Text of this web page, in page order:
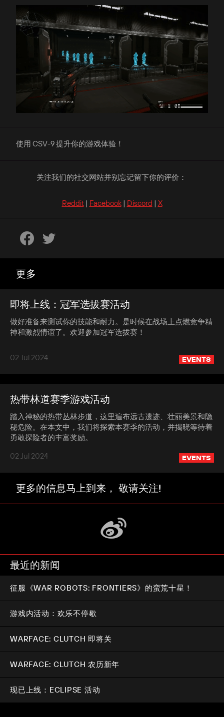
使用 CSV-9 提升你的游戏体验！
关注我们的社交网站并别忘记留下你的评价：
Reddit| Facebook| Discord | X
更多
即将上线：冠军选拔赛活动
做好准备来测试你的技能和耐力。是时候在战场上点燃竞争精
神和激烈情谊了。欢迎参加冠军选拔赛！
02 Jul 2024 EVENTS
热带林道赛季游戏活动
踏入神秘的热带丛林步道，这里遍布远古遗迹、壮丽美景和隐
秘危险。在本文中，我们将探索本赛季的活动，并揭晓等待着
勇敢探险者的丰富奖励。
02 Jul 2024
EVENTS
更多的信息马上到来， 敬请关注!
最近的新闻
征服《WAR ROBOTS: FRONTIERS》的蛮荒十星！
游戏内活动：欢乐不停歇
WARFACE: CLUTCH 即将关
WARFACE: CLUTCH 农历新年
现已上线：ECLIPSE 活动